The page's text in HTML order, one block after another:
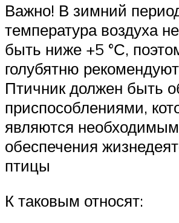
Важно! В зимний
температура воздуха
быть ниже +5 °С,
голубятню
Птичник должен быть
приспособлениями,
являются
обеспечения
птицы
К таковым относят: